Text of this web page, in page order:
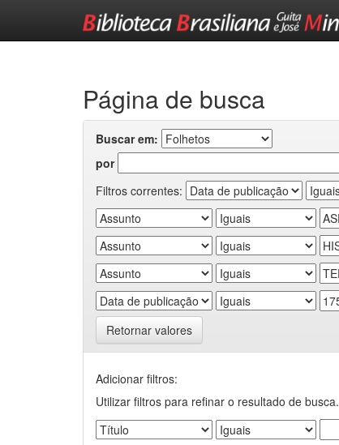
Página de busca
Buscar em:
por
Filtros correntes:
Retornar valores
Adicionar filtros:
Utilizar filtros para refinar o resultado de busca.